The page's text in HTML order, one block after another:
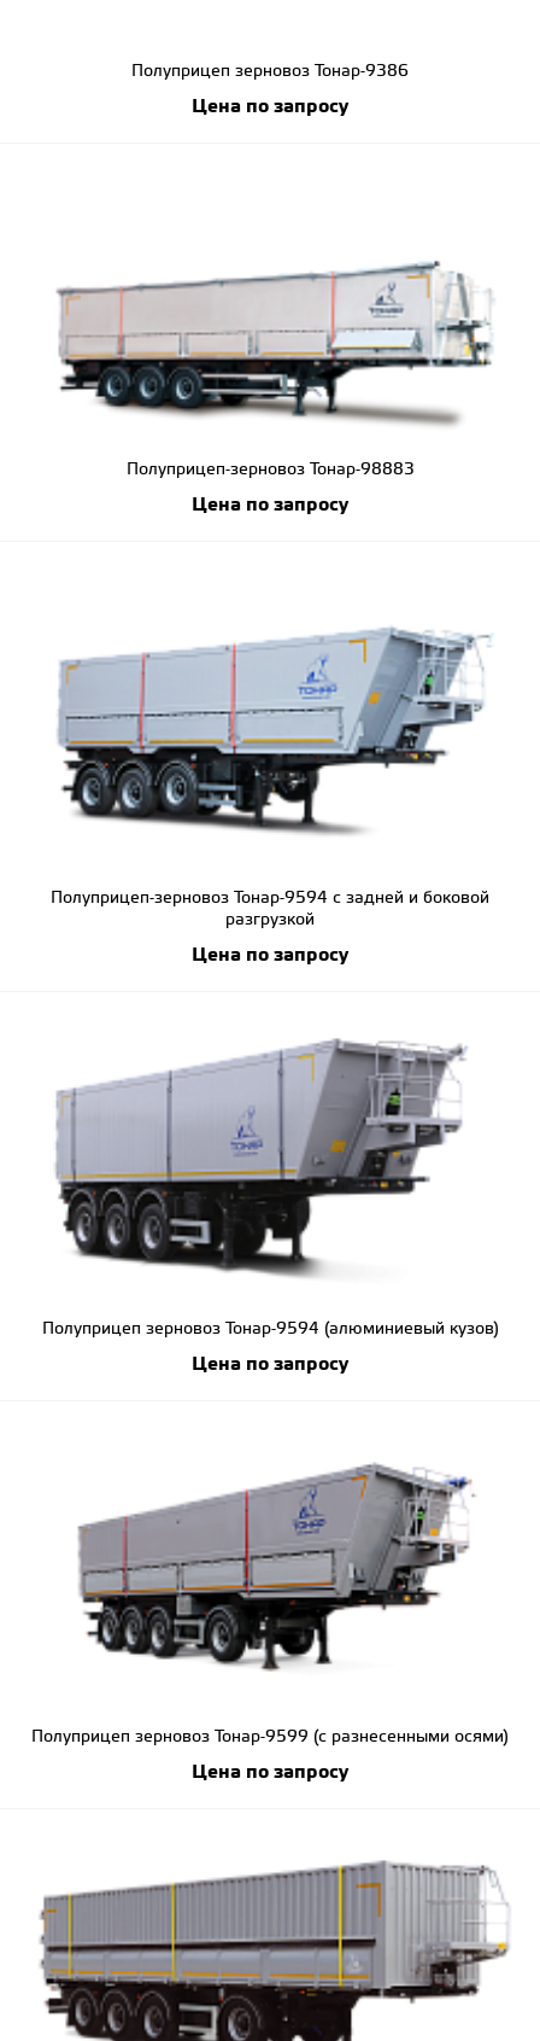
Полуприцеп зерновоз Тонар-9386
Цена по запросу
Полуприцеп-зерновоз Тонар-98883
Цена по запросу
Полуприцеп-зерновоз Тонар-9594 с задней и боковой
разгрузкой
Цена по запросу
Полуприцеп зерновоз Тонар-9594 (алюминиевый кузов)
Цена по запросу
Полуприцеп зерновоз Тонар-9599 (с разнесенными осями)
Цена по запросу